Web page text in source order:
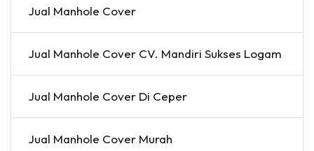
Jual Manhole Cover
Jual Manhole Cover CV. Mandiri Sukses Logam
Jual Manhole Cover Di Ceper
Jual Manhole Cover Murah